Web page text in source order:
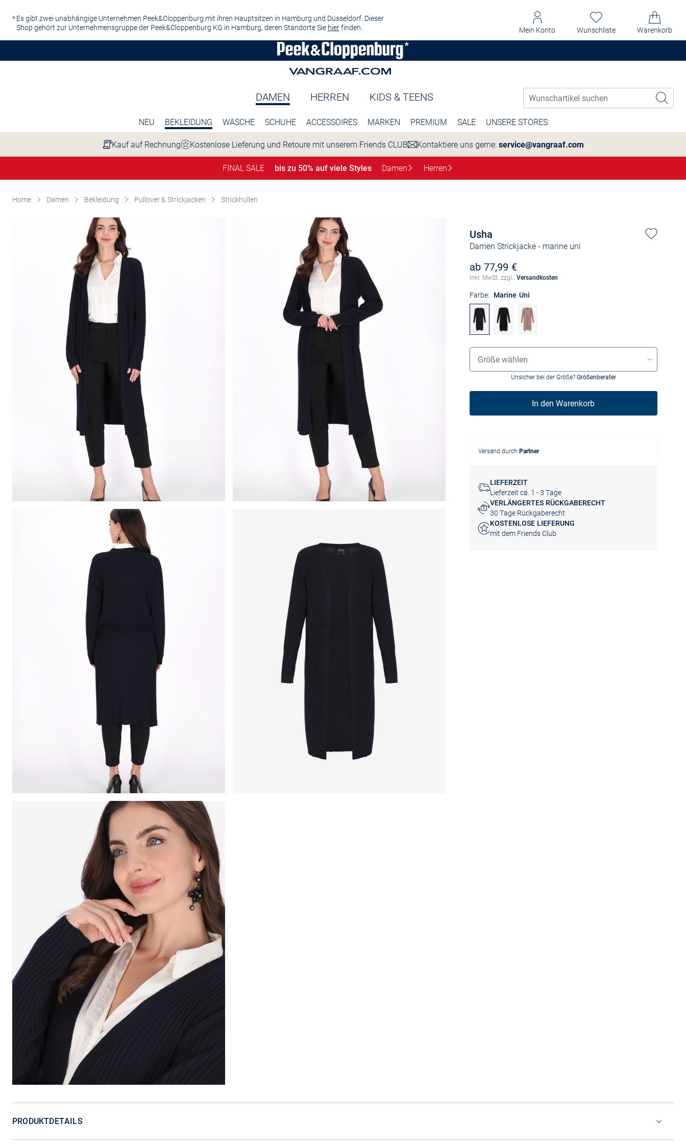
Es gibt zwei unabhängige Unternehmen Peek&Cloppenburg mit ihren Hauptsitzen in Hamburg und Düsseldorf. Dieser
Shop gehört zur Unternehmensgruppe der Peek&Cloppenburg KG in Hamburg, deren Standorte Sie hierfinden. Mein Konto Wunschliste Warenkorb
DAMEN HERREN KIDS & TEENS
NEU BEKLEIDUNG WÄSCHE SCHUHE ACCESSOIRES MARKEN PREMIUM SALE UNSERE STORES
Kauf auf Rechnung Kostenlose Lieferung und Retoure mit unserem Friends CLUB Kontaktiere uns gerne: service@vangraaf.com
FINAL SALE bis zu 50% auf viele Styles Damen Herren
Home Damen Bekleidung Pullover & Strickjacken Strickhüllen
Usha
Damen Strickjacke- marine uni
ab 77,99 €
Inkl. MwSt. zzgl. Versandkosten
Farbe: Marine Uni
Grössenauswahl
Größe wählen
Unsicher bei der Größe? Größenberater
In den Warenkorb
Versand durch Partner
LIEFERZEIT
Lieferzeit ca. 1 - 3 Tage
VERLÄNGERTES RÜCKGABERECHT
30 Tage Rückgaberecht
KOSTENLOSE LIEFERUNG
mit dem Friends Club
PRODUKTDETAILS